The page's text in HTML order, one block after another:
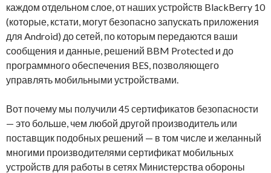
каждом отдельном слое, от наших устройств BlackBerry 10
(которые, кстати, могут безопасно запускать приложения
для Android) до сетей, по которым передаются ваши
сообщения и данные, решений BBM Protected и до
программного обеспечения BES, позволяющего
управлять мобильными устройствами.
Вот почему мы получили 45 сертификатов безопасности
— это больше, чем любой другой производитель или
поставщик подобных решений — в том числе и желанный
многими производителями сертификат мобильных
устройств для работы в сетях Министерства обороны